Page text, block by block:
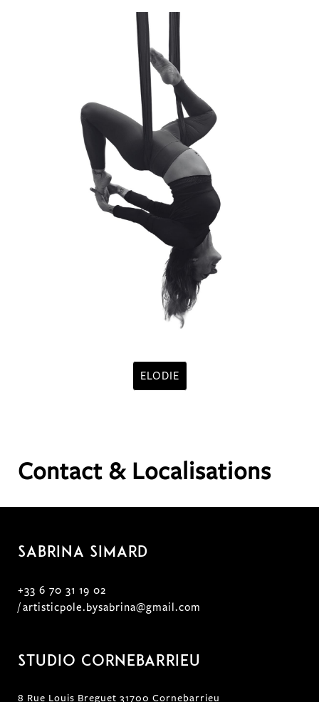
ELODIE
Contact & Localisations
Sabrina SIMARD
+33 6 70 31 19 02
/artisticpole.bysabrina@gmail.com
Studio Cornebarrieu
8 Rue Louis Breguet 31700 Cornebarrieu